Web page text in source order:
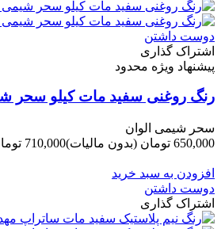
دوست داشتن
اشتراک گذاری
پیشنهاد ویژه محدود
رنگ روغنی سفید مات کیلو سحر
سحر شیمی الوان
650,000 تومان
(بدون مالیات)710,000 تومان
افزودن به سبد خرید
دوست داشتن
اشتراک گذاری